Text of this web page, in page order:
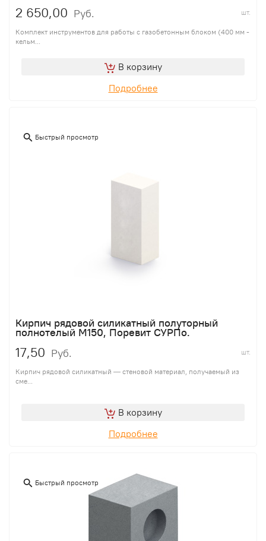
2 650,00 Руб. шт.
Комплект инструментов для работы с газобетонным блоком (400 мм -
кельм...
В корзину
Подробнее
Быстрый просмотр
Кирпич рядовой силикатный полуторный
полнотелый М150, Поревит СУРПо.
17,50 Руб. шт.
Кирпич рядовой силикатный — стеновой материал, получаемый из
сме...
В корзину
Подробнее
Быстрый просмотр